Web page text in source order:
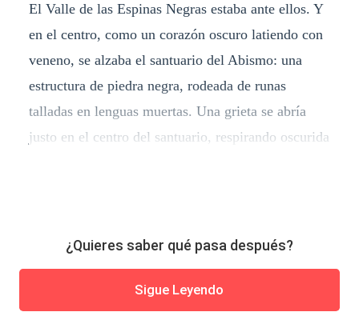
El Valle de las Espinas Negras estaba ante ellos. Y
en el centro, como un corazón oscuro latiendo con
veneno, se alzaba el santuario del Abismo: una
estructura de piedra negra, rodeada de runas
talladas en lenguas muertas. Una grieta se abría
justo en el centro del santuario, respirando oscurida
¿Quieres saber qué pasa después?
Sigue Leyendo